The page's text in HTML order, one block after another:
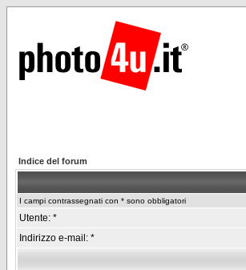
Indice del forum
I campi contrassegnati con * sono obbligatori
Utente: *
Indirizzo e-mail: *